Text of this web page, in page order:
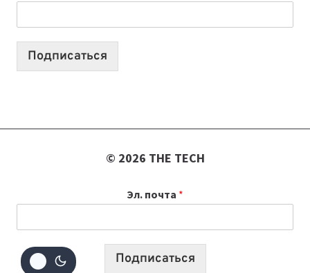
2026:
10
Подписаться
© 2026 THE TECH
Эл. почта *
Подписаться